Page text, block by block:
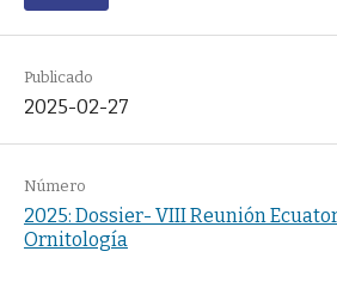
Publicado
2025-02-27
Número
2025: Dossier- VIII Reunión
Ornitología